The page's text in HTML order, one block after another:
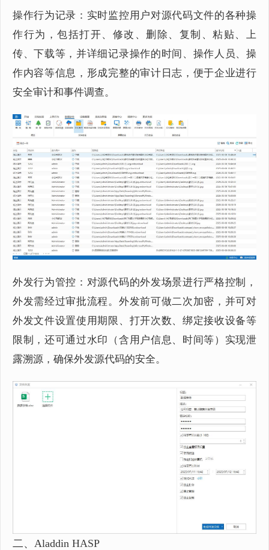
操作行为记录：实时监控用户对源代码文件的各种操
作行为，包括打开、修改、删除、复制、粘贴、上
传、下载等，并详细记录操作的时间、操作人员、操
作内容等信息，形成完整的审计日志，便于企业进行
安全审计和事件调查。
外发行为管控：对源代码的外发场景进行严格控制，
外发需经过审批流程。外发前可做二次加密，并可对
外发文件设置使用期限、打开次数、绑定接收设备等
限制，还可通过水印（含用户信息、时间等）实现泄
露溯源，确保外发源代码的安全。
二、Aladdin HASP